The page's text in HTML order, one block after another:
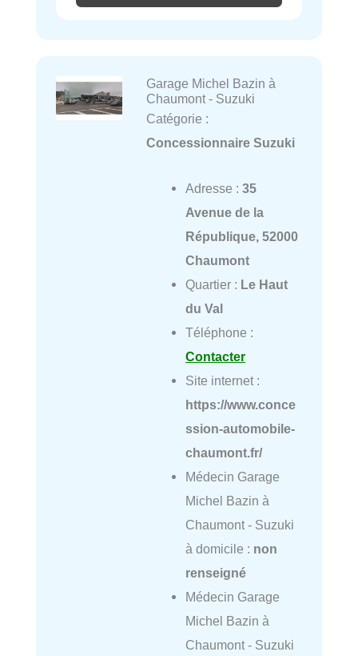
Garage Michel Bazin à
Chaumont - Suzuki
Catégorie :
Concessionnaire Suzuki
Adresse : 35
Avenue de la
République, 52000
Chaumont
Quartier : Le Haut
du Val
Téléphone :
Contacter
Site internet :
https://www.conce
ssion-automobile-
chaumont.fr/
Médecin Garage
Michel Bazin à
Chaumont - Suzuki
à domicile : non
renseigné
Médecin Garage
Michel Bazin à
Chaumont - Suzuki